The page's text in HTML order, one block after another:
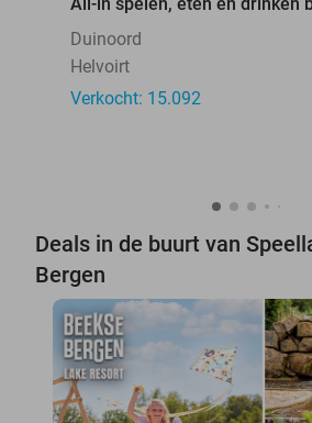
All-in spelen, eten en drinken
Duinoord
Helvoirt
Verkocht: 15.092
Deals in de buurt van
Bergen